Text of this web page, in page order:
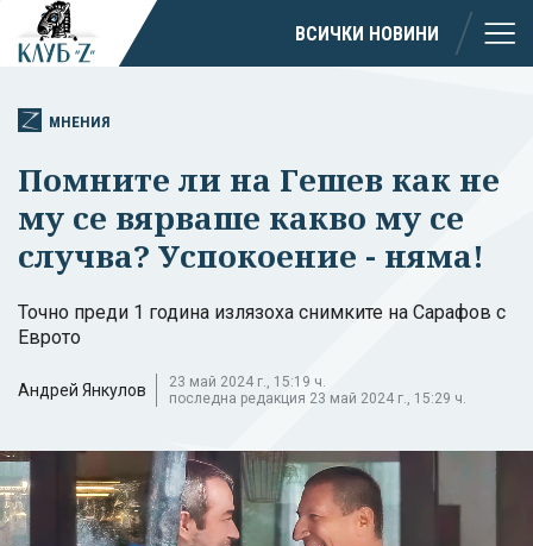
ВСИЧКИ НОВИНИ
МНЕНИЯ
Помните ли на Гешев как не
му се вярваше какво му се
случва? Успокоение - няма!
Точно преди 1 година излязоха снимките на Сарафов с
Еврото
Андрей Янкулов
23 май 2024 г., 15:19 ч.
последна редакция 23 май 2024 г., 15:29 ч.